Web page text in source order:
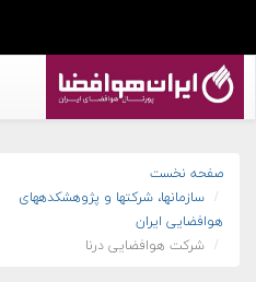
صفحه نخست
سازمان‏ها، شرکت‏ها و پژوهشکده‏های
هوافضایی ایران
شرکت هوافضایی درنا